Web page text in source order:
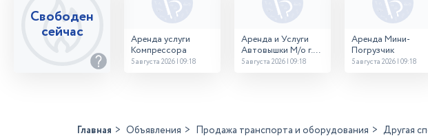
Свободен
сейчас
Аренда услуги
Компрессора
5 августа 2026 | 09:18
Аренда и Услуги
Автовышки М/о г.
Домодедово
5 августа 2026 | 09:18
Аренда Мини-
Погрузчик
5 августа 2026 | 09:18
Главная Объявления Продажа транспорта и оборудования Другая